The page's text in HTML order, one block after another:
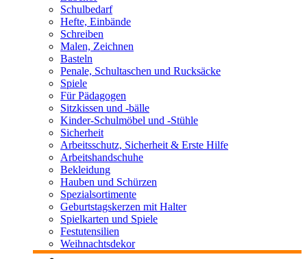
Schulbedarf
Hefte, Einbände
Schreiben
Malen, Zeichnen
Basteln
Penale, Schultaschen und Rucksäcke
Spiele
Für Pädagogen
Sitzkissen und -bälle
Kinder-Schulmöbel und -Stühle
Sicherheit
Arbeitsschutz, Sicherheit & Erste Hilfe
Arbeitshandschuhe
Bekleidung
Hauben und Schürzen
Spezialsortimente
Geburtstagskerzen mit Halter
Spielkarten und Spiele
Festutensilien
Weihnachtsdekor